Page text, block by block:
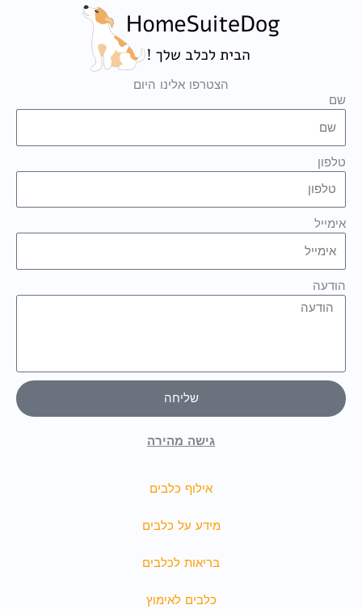
הצטרפו אלינו היום
שם
טלפון
אימייל
הודעה
שליחה
גישה מהירה
אילוף כלבים
מידע על כלבים
בריאות לכלבים
כלבים לאימוץ